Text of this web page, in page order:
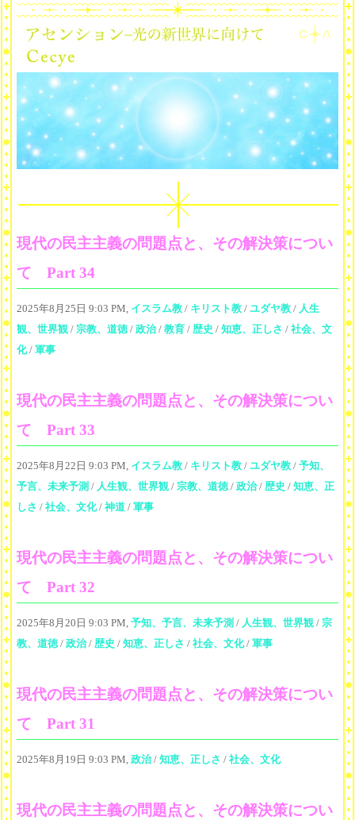
現代の民主主義の問題点と、その解決策につい
て Part 34
2025年8月25日 9:03 PM, イスラム教 / キリスト教 / ユダヤ教 / 人生
観、世界観 / 宗教、道徳/ 政治/ 教育 / 歴史 / 知恵、正しさ / 社会、文
化/ 軍事
現代の民主主義の問題点と、その解決策につい
て Part 33
2025年8月22日 9:03 PM, イスラム教 / キリスト教 / ユダヤ教 / 予知、
予言、未来予測 / 人生観、世界観 / 宗教、道徳/ 政治/ 歴史 / 知恵、正
しさ / 社会、文化/ 神道 / 軍事
現代の民主主義の問題点と、その解決策につい
て Part 32
2025年8月20日 9:03 PM, 予知、予言、未来予測 / 人生観、世界観 / 宗
教、道徳/ 政治/ 歴史 / 知恵、正しさ / 社会、文化/ 軍事
現代の民主主義の問題点と、その解決策につい
て Part 31
2025年8月19日 9:03 PM, 政治/ 知恵、正しさ / 社会、文化
現代の民主主義の問題点と、その解決策につい